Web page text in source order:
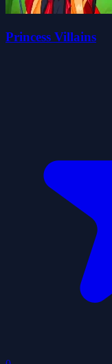
Princess Villains